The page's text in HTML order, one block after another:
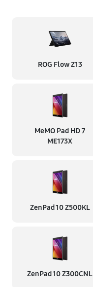
ROG Flow Z13
MeMO Pad HD 7
ME173X
ZenPad 10 Z500KL
ZenPad 10 Z300CNL